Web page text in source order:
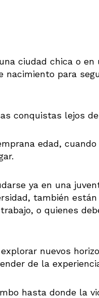
ciudad chica o
nacimiento para
conquistas lejos
edad,
ya en una
también
o quienes
nuevos
de la
hasta donde la